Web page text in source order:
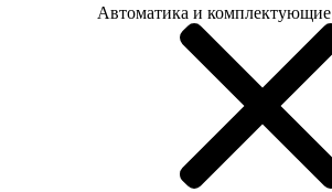
Автоматика и комплектующие